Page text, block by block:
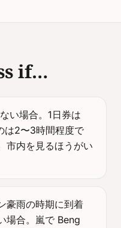
if…
い場合。1日券は
は2〜3時間程度で
市内を見るほうがい
豪雨の時期に到着
場合。嵐で Beng